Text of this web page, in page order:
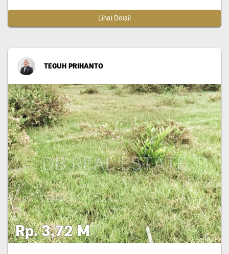
Lihat Detail
TEGUH PRIHANTO
Rp. 3,72 M